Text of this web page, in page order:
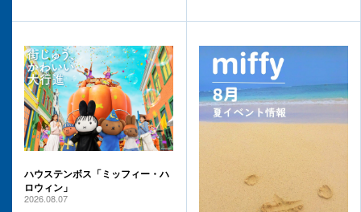
ハウステンボス「ミッフィー・ハ
ロウィン」
2026.08.07